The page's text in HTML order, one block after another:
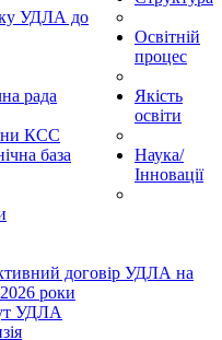
УДЛА до
рада
КСС
база
договір УДЛА на
роки
УДЛА
Освітній
процес
Якість
освіти
Наука/
Інновації